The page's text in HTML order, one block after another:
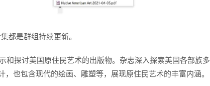
都是群组持续更新。
和探讨美国原住民艺术的出版物。杂志深入探索美国各部族多
也包含现代的绘画、雕塑等，展现原住民艺术的丰富内涵。